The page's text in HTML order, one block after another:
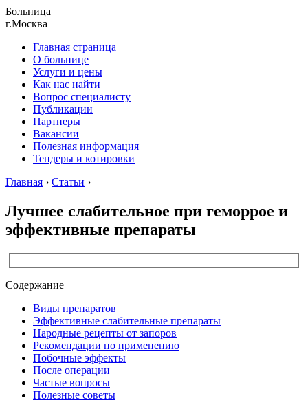
Больница
г.Москва
Главная страница
О больнице
Услуги и цены
Как нас найти
Вопрос специалисту
Публикации
Партнеры
Вакансии
Полезная информация
Тендеры и котировки
Главная › Статьи ›
Лучшее слабительное при геморрое и
эффективные препараты
Содержание
Виды препаратов
Эффективные слабительные препараты
Народные рецепты от запоров
Рекомендации по применению
Побочные эффекты
После операции
Частые вопросы
Полезные советы